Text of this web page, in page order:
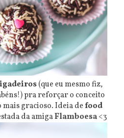
(que eu mesmo fiz,
pra reforçar o conceito
gracioso. Ideia defood
da amigaFlamboesa<3